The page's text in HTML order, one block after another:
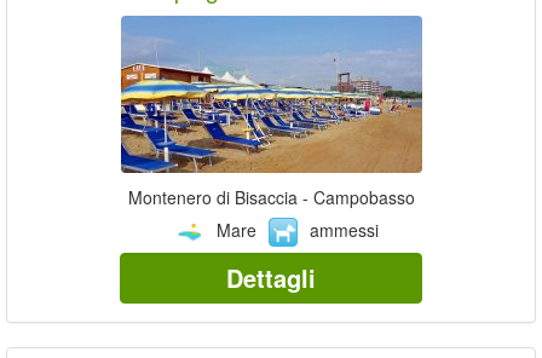
Montenero di Bisaccia - Campobasso
Mare
ammessi
Dettagli